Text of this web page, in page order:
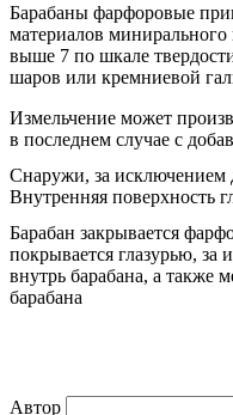
Барабаны фарфоровые
материалов
выше 7 по шкале
шаров или кремниевой
Измельчение может
в последнем случае с
Снаружи, за исключением
Внутренняя поверхность
Барабан закрывается
покрывается глазурью,
внутрь барабана, а также
барабана
Автор